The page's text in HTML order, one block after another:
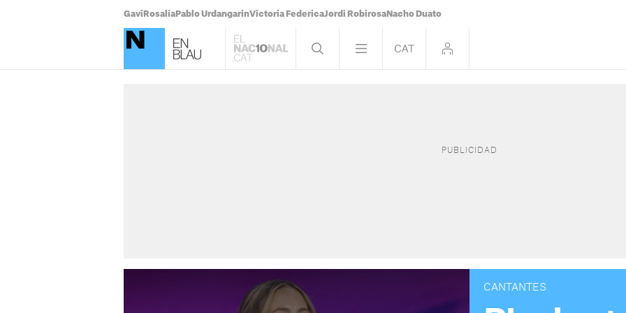
Gavi Rosalía Pablo UrdangarinVictoria FedericaJordi Robirosa Nacho Duato
CANTANTES